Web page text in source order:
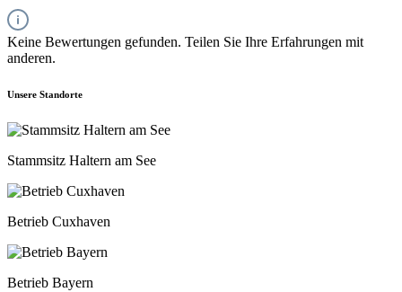
Keine Bewertungen gefunden. Teilen Sie Ihre Erfahrungen mit
anderen.
Unsere Standorte
Stammsitz Haltern am See
Betrieb Cuxhaven
Betrieb Bayern